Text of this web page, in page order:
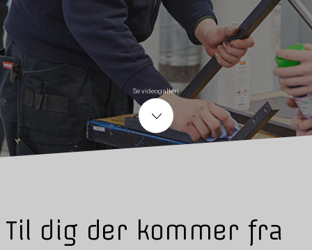
Se videogalleri
Til dig der kommer fra